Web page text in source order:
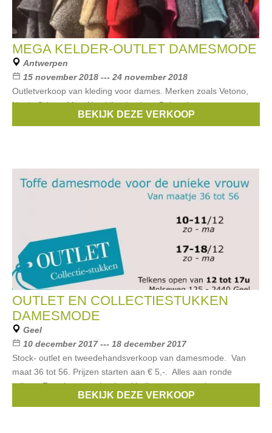
MEGA KELDER-OUTLET DAMESMODE
Antwerpen
15 november 2018 --- 24 november 2018
Outletverkoop van kleding voor dames. Merken zoals Vetono,
Nook, Grizas, Mat, Alembika, Luukaa, Bohemia,...
,Bohemia ,Vetono,GRIZAS,
BEKIJK DEZE VERKOOP
OUTLET EN COLLECTIESTUKKEN
DAMESMODE
Geel
10 december 2017 --- 18 december 2017
Stock- outlet en tweedehandsverkoop van damesmode. Van
maat 36 tot 56. Prijzen starten aan € 5,-. Alles aan ronde
prijzen. Zowel zomer als winterkleding en accessoires.
,Bohemia ,Vetono,GRIZAS,
BEKIJK DEZE VERKOOP